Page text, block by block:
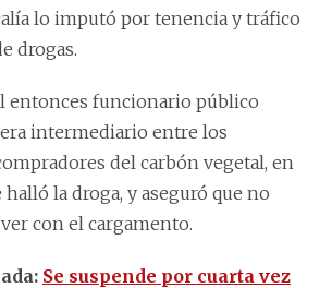
lo imputó por tenencia y tráfico
drogas.
entonces funcionario público
intermediario entre los
del carbón vegetal, en
halló la droga, y aseguró que no
con el cargamento.
Se suspende por cuarta vez